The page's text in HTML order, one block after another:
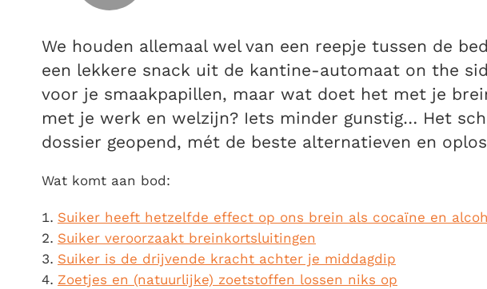
We houden allemaal wel van een reepje tussen de
een lekkere snack uit de kantine-automaat on the
voor je smaakpapillen, maar wat doet het met je
met je werk en welzijn? Iets minder gunstig… Het
dossier geopend, mét de beste alternatieven en
Wat komt aan bod:
Suiker heeft hetzelfde effect op ons brein als cocaïne en
Suiker veroorzaakt breinkortsluitingen
Suiker is de drijvende kracht achter je middagdip
Zoetjes en (natuurlijke) zoetstoffen lossen niks op